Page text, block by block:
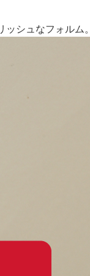
シュなフォルム。